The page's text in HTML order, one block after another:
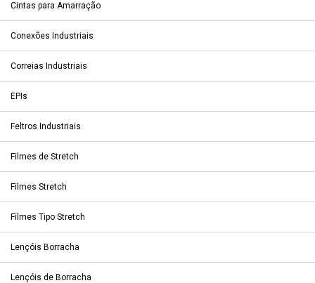
Cintas para Amarração
Conexões Industriais
Correias Industriais
EPIs
Feltros Industriais
Filmes de Stretch
Filmes Stretch
Filmes Tipo Stretch
Lençóis Borracha
Lençóis de Borracha